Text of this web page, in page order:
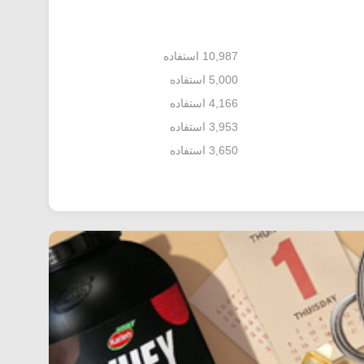
10,987 استفاده
5,000 استفاده
4,166 استفاده
3,953 استفاده
3,650 استفاده